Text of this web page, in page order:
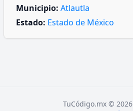
Municipio: Atlautla
Estado: Estado de México
TuCódigo.mx ©